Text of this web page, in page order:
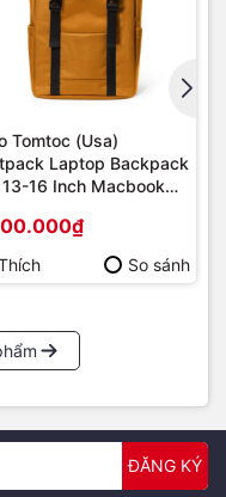
Tomtoc (Usa)
Laptop Backpack
13-16 Inch Macbook
- (TA1M1Y100)
So sánh
ĐĂNG KÝ